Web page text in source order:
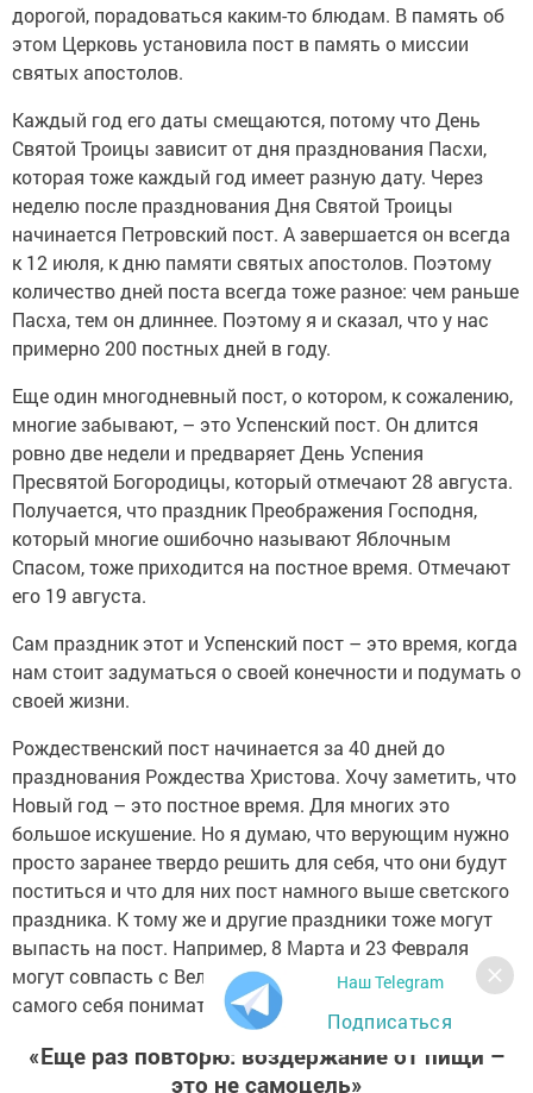
дорогой, порадоваться каким-то блюдам. В память об
этом Церковь установила пост в память о миссии
святых апостолов.
Каждый год его даты смещаются, потому что День
Святой Троицы зависит от дня празднования Пасхи,
которая тоже каждый год имеет разную дату. Через
неделю после празднования Дня Святой Троицы
начинается Петровский пост. А завершается он всегда
к 12 июля, к дню памяти святых апостолов. Поэтому
количество дней поста всегда тоже разное: чем раньше
Пасха, тем он длиннее. Поэтому я и сказал, что у нас
примерно 200 постных дней в году.
Еще один многодневный пост, о котором, к сожалению,
многие забывают, – это Успенский пост. Он длится
ровно две недели и предваряет День Успения
Пресвятой Богородицы, который отмечают 28 августа.
Получается, что праздник Преображения Господня,
который многие ошибочно называют Яблочным
Спасом, тоже приходится на постное время. Отмечают
его 19 августа.
Сам праздник этот и Успенский пост – это время, когда
нам стоит задуматься о своей конечности и подумать о
своей жизни.
Рождественский пост начинается за 40 дней до
празднования Рождества Христова. Хочу заметить, что
Новый год – это постное время. Для многих это
большое искушение. Но я думаю, что верующим нужно
просто заранее твердо решить для себя, что они будут
поститься и что для них пост намного выше светского
праздника. К тому же и другие праздники тоже могут
выпасть на пост. Например, 8 Марта и 23 Февраля
могут совпасть с Великим постом. Нужно просто для
самого себя понимать, что для тебя в приоритете.
«Еще раз повторю: воздержание от пищи –
это не самоцель»
Наш Telegram
Подписаться